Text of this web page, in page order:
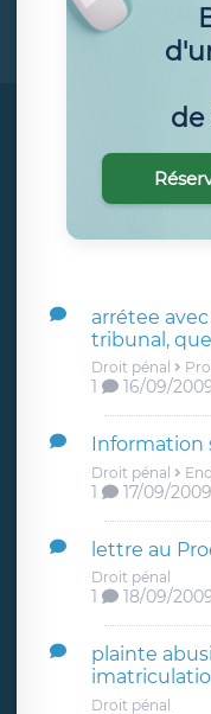
arrétee
tribunal,
Droit pénal
1 16/09/
Droit pénal
1 17/09/2009
lettre au
Droit pénal
1 18/09/
plainte
Droit pénal